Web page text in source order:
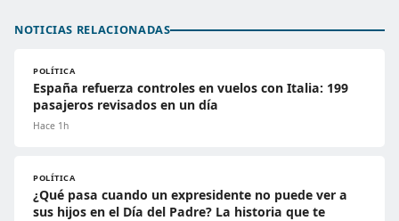
NOTICIAS RELACIONADAS
POLÍTICA
España refuerza controles en vuelos con Italia: 199
pasajeros revisados en un día
Hace 1h
POLÍTICA
¿Qué pasa cuando un expresidente no puede ver a
sus hijos en el Día del Padre? La historia que te